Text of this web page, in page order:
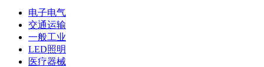
电子电气
交通运输
一般工业
LED照明
医疗器械